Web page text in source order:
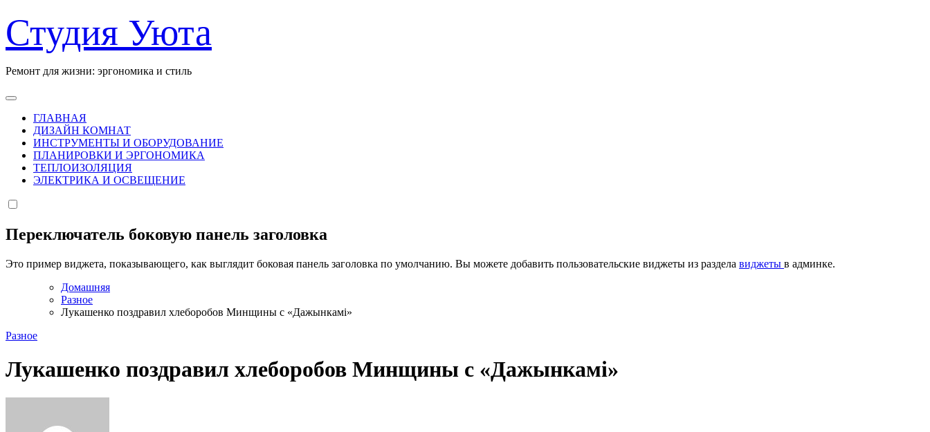
к
содержанию
Студия Уюта
Ремонт для жизни: эргономика и стиль
ГЛАВНАЯ
ДИЗАЙН КОМНАТ
ИНСТРУМЕНТЫ И ОБОРУДОВАНИЕ
ПЛАНИРОВКИ И ЭРГОНОМИКА
ТЕПЛОИЗОЛЯЦИЯ
ЭЛЕКТРИКА И ОСВЕЩЕНИЕ
Переключатель боковую панель заголовка
Это пример виджета, показывающего, как выглядит боковая панель заголовка по умолчанию. Вы можете добавить пользовательские виджеты из раздела виджеты в админке.
Домашняя
Разное
Лукашенко поздравил хлеборобов Минщины с «Дажынкамi»
Разное
Лукашенко поздравил хлеборобов Минщины с «Дажынкамi»